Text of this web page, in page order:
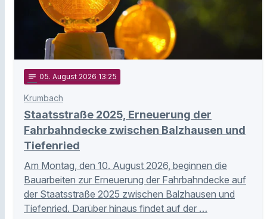
notes 05. August 2026 13:25
Krumbach
Staatsstraße 2025, Erneuerung der
Fahrbahndecke zwischen Balzhausen und
Tiefenried
Am Montag, den 10. August 2026, beginnen die
Bauarbeiten zur Erneuerung der Fahrbahndecke auf
der Staatsstraße 2025 zwischen Balzhausen und
Tiefenried. Darüber hinaus findet auf der …